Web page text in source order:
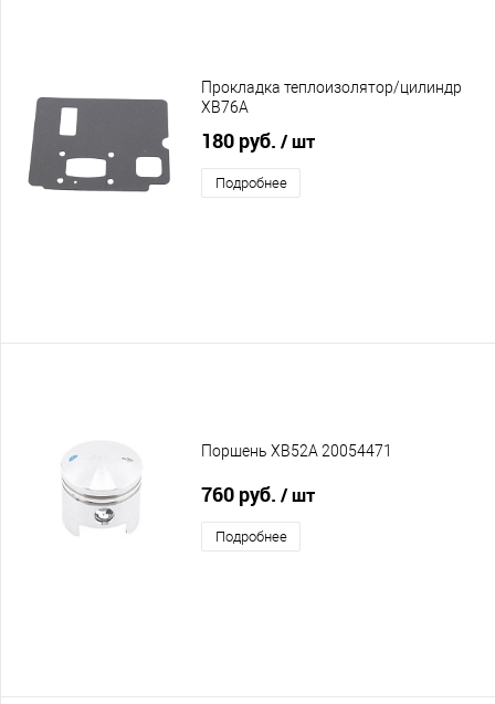
Прокладка теплоизолятор/цилиндр
XB76A
180 руб. / шт
Подробнее
Поршень XB52A 20054471
760 руб. / шт
Подробнее